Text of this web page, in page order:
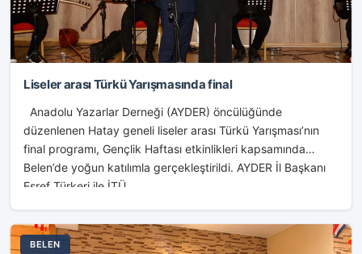
Liseler arası Türkü Yarışmasında final
Anadolu Yazarlar Derneği (AYDER) öncülüğünde
düzenlenen Hatay geneli liseler arası Türkü Yarışması’nın
final programı, Gençlik Haftası etkinlikleri kapsamında
Belen’de yoğun katılımla gerçekleştirildi. AYDER İl Başkanı
Eşref Türkeri ile İTÜ...
BELEN